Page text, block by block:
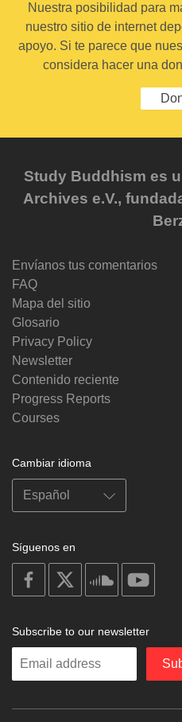
Nuestra posibilidad para
nuestro sitio de internet
apoyo. Si te parece que
considera hacer una
Study Buddhism es
Archives e.V.,
Envíanos tus comentarios
FAQ
Mapa del sitio
Glosario
Privacy Policy
Newsletter
Contenido reciente
Progress Reports
Courses
Cambiar idioma
Síguenos en
on
facebook
soundcloud
Subscribe to our newsletter
Enter